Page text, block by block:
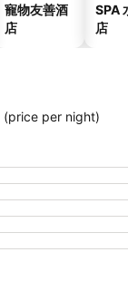
寵物友善酒
店
SPA
店
(price per night)